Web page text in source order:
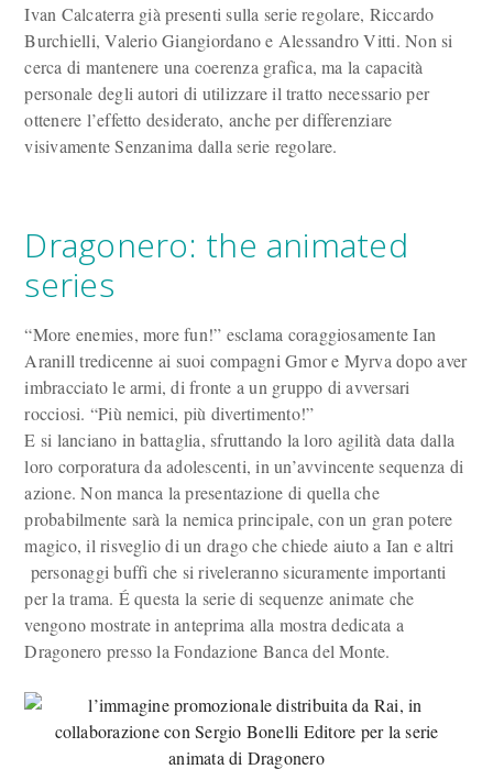
Ivan Calcaterra già presenti sulla serie regolare, Riccardo
Burchielli, Valerio Giangiordano e Alessandro Vitti. Non si
cerca di mantenere una coerenza grafica, ma la capacità
personale degli autori di utilizzare il tratto necessario per
ottenere l’effetto desiderato, anche per differenziare
visivamente Senzanima dalla serie regolare.
Dragonero: the animated
series
“More enemies, more fun!” esclama coraggiosamente Ian
Aranill tredicenne ai suoi compagni Gmor e Myrva dopo aver
imbracciato le armi, di fronte a un gruppo di avversari
rocciosi. “Più nemici, più divertimento!”
E si lanciano in battaglia, sfruttando la loro agilità data dalla
loro corporatura da adolescenti, in un’avvincente sequenza di
azione. Non manca la presentazione di quella che
probabilmente sarà la nemica principale, con un gran potere
magico, il risveglio di un drago che chiede aiuto a Ian e altri
personaggi buffi che si riveleranno sicuramente importanti
per la trama. É questa la serie di sequenze animate che
vengono mostrate in anteprima alla mostra dedicata a
Dragonero presso la Fondazione Banca del Monte.